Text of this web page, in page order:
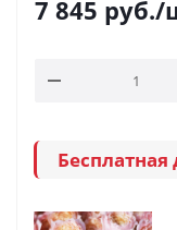
7 845 руб./